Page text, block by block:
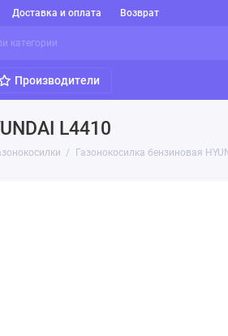
Доставка и оплата Возврат
Производители
L4410
Газонокосилка бензиновая